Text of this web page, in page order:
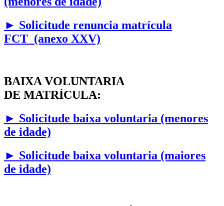
► Solicitude renuncia matrícula
FCT (anexo XXV)
BAIXA VOLUNTARIA
DE MATRÍCULA:
► Solicitude baixa voluntaria (menores
de idade)
► Solicitude baixa voluntaria (maiores
de idade)